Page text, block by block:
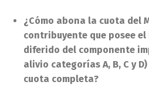
¿Cómo abona la cuota del
contribuyente que posee
diferido del componente
alivio categorías A, B, C y
cuota completa?